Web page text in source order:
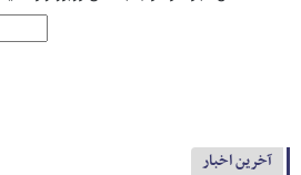
آخرین اخبار